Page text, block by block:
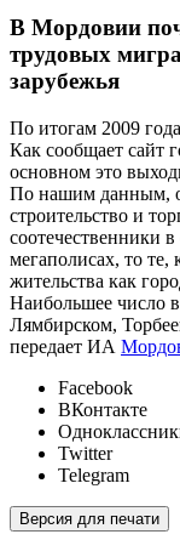
В Мордовии
трудовых
зарубежья
По итогам 2009
Как сообщает сайт
основном это
По нашим данным,
строительство и
соотечественники
мегаполисах, то
жительства как
Наибольшее число
Лямбирском,
передает ИА
Facebook
ВКонтакте
Twitter
Telegram
Версия для печати